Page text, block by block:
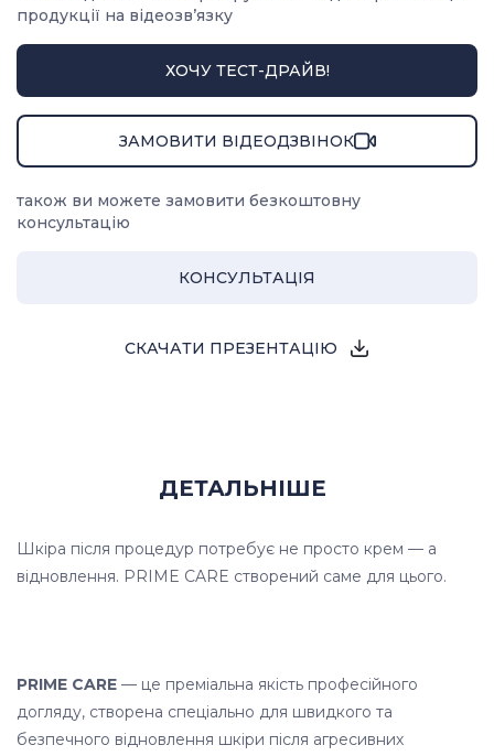
продукції на відеозвʼязку
ХОЧУ ТЕСТ-ДРАЙВ!
ЗАМОВИТИ ВІДЕОДЗВІНОК
також ви можете замовити безкоштовну
консультацію
КОНСУЛЬТАЦІЯ
СКАЧАТИ ПРЕЗЕНТАЦІЮ
ДЕТАЛЬНІШЕ
Шкіра після процедур потребує не просто крем — а
відновлення. PRIME CARE створений саме для цього.
PRIME CARE — це преміальна якість професійного
догляду, створена спеціально для швидкого та
безпечного відновлення шкіри після агресивних